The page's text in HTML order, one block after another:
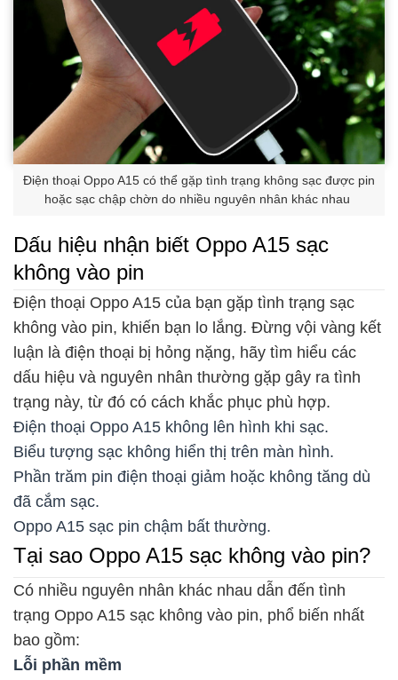
Điện thoại Oppo A15 có thể gặp tình trạng không sạc được pin
hoặc sạc chập chờn do nhiều nguyên nhân khác nhau
Dấu hiệu nhận biết Oppo A15 sạc
không vào pin
Điện thoại Oppo A15 của bạn gặp tình trạng sạc
không vào pin, khiến bạn lo lắng. Đừng vội vàng kết
luận là điện thoại bị hỏng nặng, hãy tìm hiểu các
dấu hiệu và nguyên nhân thường gặp gây ra tình
trạng này, từ đó có cách khắc phục phù hợp.
Điện thoại Oppo A15 không lên hình khi sạc.
Biểu tượng sạc không hiển thị trên màn hình.
Phần trăm pin điện thoại giảm hoặc không tăng dù
đã cắm sạc.
Oppo A15 sạc pin chậm bất thường.
Tại sao Oppo A15 sạc không vào pin?
Có nhiều nguyên nhân khác nhau dẫn đến tình
trạng Oppo A15 sạc không vào pin, phổ biến nhất
bao gồm:
Lỗi phần mềm